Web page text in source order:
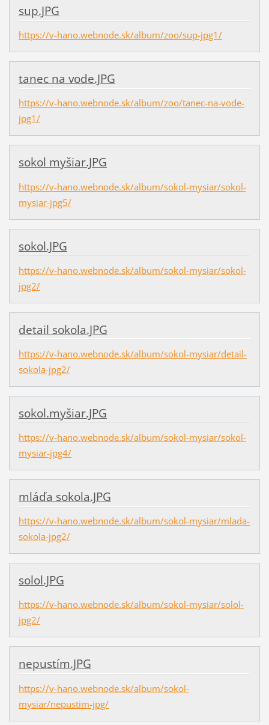
sup.JPG
https://v-hano.webnode.sk/album/zoo/sup-jpg1/
tanec na vode.JPG
https://v-hano.webnode.sk/album/zoo/tanec-na-vode-
jpg1/
sokol myšiar.JPG
https://v-hano.webnode.sk/album/sokol-mysiar/sokol-
mysiar-jpg5/
sokol.JPG
https://v-hano.webnode.sk/album/sokol-mysiar/sokol-
jpg2/
detail sokola.JPG
https://v-hano.webnode.sk/album/sokol-mysiar/detail-
sokola-jpg2/
sokol.myšiar.JPG
https://v-hano.webnode.sk/album/sokol-mysiar/sokol-
mysiar-jpg4/
mláďa sokola.JPG
https://v-hano.webnode.sk/album/sokol-mysiar/mlada-
sokola-jpg2/
solol.JPG
https://v-hano.webnode.sk/album/sokol-mysiar/solol-
jpg2/
nepustím.JPG
https://v-hano.webnode.sk/album/sokol-
mysiar/nepustim-jpg/